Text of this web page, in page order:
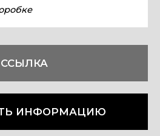
ССЫЛКА
ИНФОРМАЦИЮ